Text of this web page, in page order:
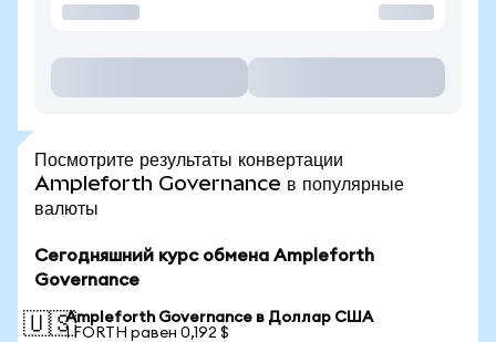
Посмотрите результаты конвертации
Ampleforth Governance в популярные
валюты
Сегодняшний курс обмена Ampleforth
Governance
🇺🇸Ampleforth Governance в Доллар США
1 FORTH равен 0,192 $